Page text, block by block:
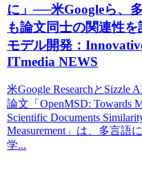
に」──米Googleら、
も論文同士の関連性を
モデル開発：
ITmedia NEWS
米Google ResearchとSizzle
論文「OpenMSD: Towards
Scientific Documents
Measurement」は、多言語
学...